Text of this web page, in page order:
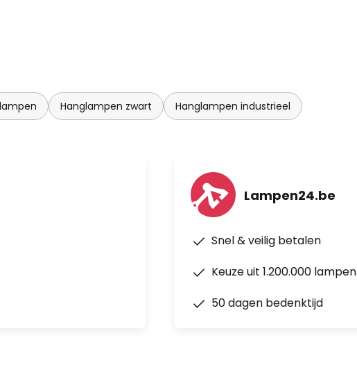
Hanglampen zwart Hanglampen industrieel
Lampen24.be
Snel & veilig betalen
Keuze uit 1.200.000 lampen
50 dagen bedenktijd